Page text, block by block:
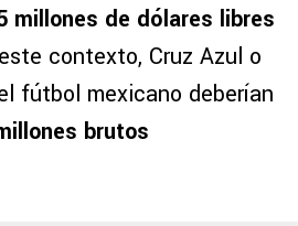
millones de dólares libres
contexto, Cruz Azul o
fútbol mexicano deberían
brutos